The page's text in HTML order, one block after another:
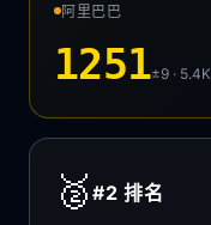
阿里巴巴
1251±9 ·
🥈 #2排名